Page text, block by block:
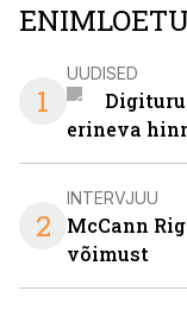
1
UUDISED
erineva
2
INTERVJUU
McCann
võimust